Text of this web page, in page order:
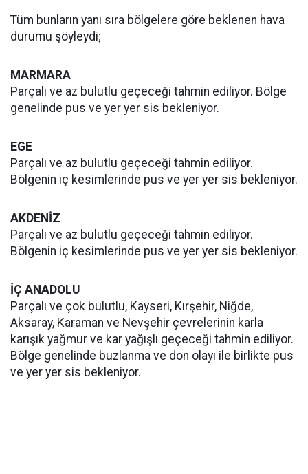
Tüm bunların yanı sıra bölgelere göre beklenen hava
durumu şöyleydi;
MARMARA
Parçalı ve az bulutlu geçeceği tahmin ediliyor. Bölge
genelinde pus ve yer yer sis bekleniyor.
EGE
Parçalı ve az bulutlu geçeceği tahmin ediliyor.
Bölgenin iç kesimlerinde pus ve yer yer sis bekleniyor.
AKDENİZ
Parçalı ve az bulutlu geçeceği tahmin ediliyor.
Bölgenin iç kesimlerinde pus ve yer yer sis bekleniyor.
İÇ ANADOLU
Parçalı ve çok bulutlu, Kayseri, Kırşehir, Niğde,
Aksaray, Karaman ve Nevşehir çevrelerinin karla
karışık yağmur ve kar yağışlı geçeceği tahmin ediliyor.
Bölge genelinde buzlanma ve don olayı ile birlikte pus
ve yer yer sis bekleniyor.